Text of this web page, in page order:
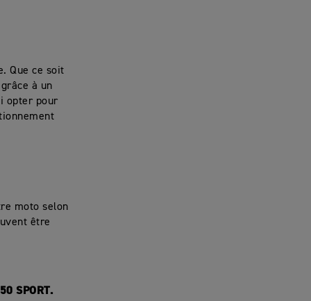
Que ce soit
à un
opter pour
moto selon
être
SPORT.